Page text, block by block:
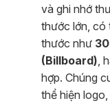
và ghi nhớ
thước lớn, có
thước như
(Billboard),
hợp. Chúng
thể hiện